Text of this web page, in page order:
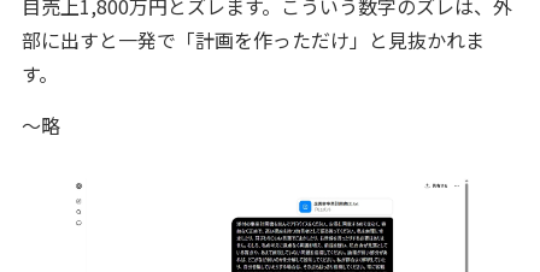
部に出すと一発で「計画を作っただけ」と見抜かれま
す。
～略